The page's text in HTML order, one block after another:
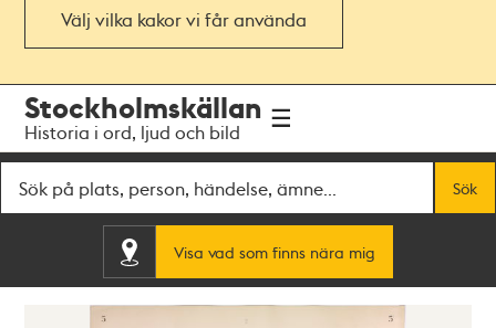
Välj vilka kakor vi får använda
navigationen
huvudinnehållet
Stockholmskällan
Historia i ord, ljud och bild
Sök
Visa vad som finns nära mig